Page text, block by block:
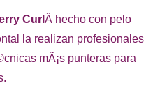
Curl Â hecho con pelo
la realizan profesionales
mÃ¡s punteras para